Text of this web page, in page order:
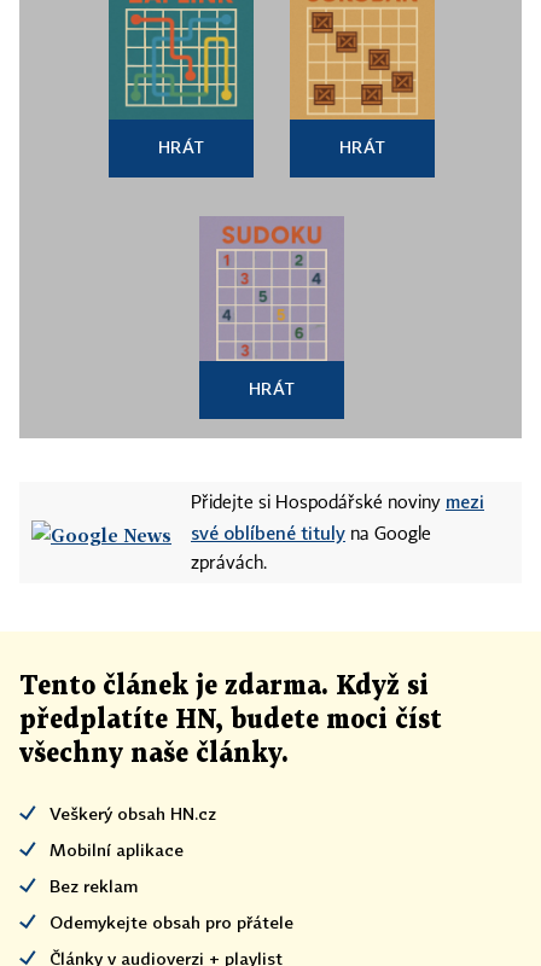
HRÁT HRÁT
HRÁT
Přidejte si Hospodářské noviny mezi
své oblíbené tituly na Google
zprávách.
Tento článek je zdarma. Když si
předplatíte HN, budete moci číst
všechny naše články.
Veškerý obsah HN.cz
Mobilní aplikace
Bez reklam
Odemykejte obsah pro přátele
Články v audioverzi + playlist